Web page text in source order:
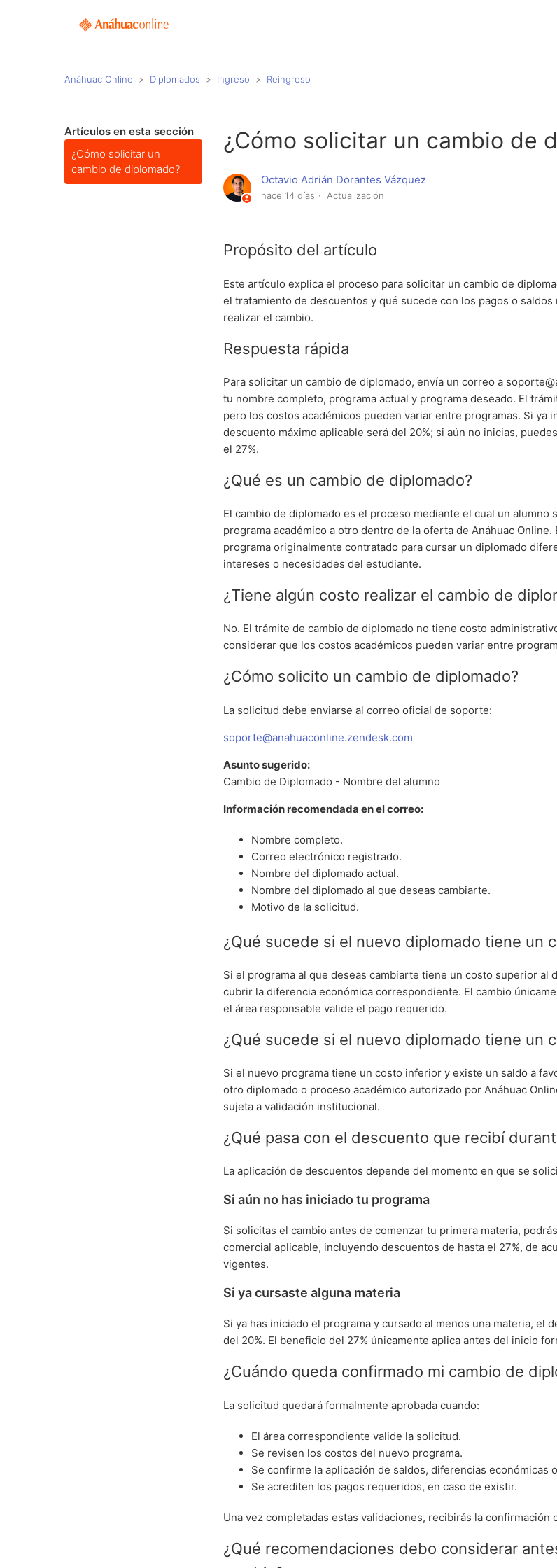
Anáhuac Online Diplomados Ingreso Reingreso
Artículos en esta sección
¿Cómo solicitar un
cambio de diplomado?
¿Cómo solicitar un cambio de
Octavio Adrián Dorantes Vázquez
hace 14 días Actualización
Propósito del artículo
Este artículo explica el proceso para solicitar un cambio de
el tratamiento de descuentos y qué sucede con los pagos o
realizar el cambio.
Respuesta rápida
Para solicitar un cambio de diplomado, envía un correo a
tu nombre completo, programa actual y programa deseado. El
pero los costos académicos pueden variar entre programas. Si ya
descuento máximo aplicable será del 20%; si aún no inicias,
el 27%.
¿Qué es un cambio de diplomado?
El cambio de diplomado es el proceso mediante el cual un alumno
programa académico a otro dentro de la oferta de Anáhuac
programa originalmente contratado para cursar un diplomado
intereses o necesidades del estudiante.
¿Tiene algún costo realizar el cambio de
No. El trámite de cambio de diplomado no tiene costo
considerar que los costos académicos pueden variar entre
¿Cómo solicito un cambio de diplomado?
La solicitud debe enviarse al correo oficial de soporte:
soporte@anahuaconline.zendesk.com
Asunto sugerido:
Cambio de Diplomado - Nombre del alumno
Información recomendada en el correo:
Nombre completo.
Correo electrónico registrado.
Nombre del diplomado actual.
Nombre del diplomado al que deseas cambiarte.
Motivo de la solicitud.
¿Qué sucede si el nuevo diplomado tiene un
Si el programa al que deseas cambiarte tiene un costo superior al
cubrir la diferencia económica correspondiente. El cambio
el área responsable valide el pago requerido.
¿Qué sucede si el nuevo diplomado tiene un
Si el nuevo programa tiene un costo inferior y existe un saldo a
otro diplomado o proceso académico autorizado por Anáhuac
sujeta a validación institucional.
¿Qué pasa con el descuento que recibí
La aplicación de descuentos depende del momento en que se
Si aún no has iniciado tu programa
Si solicitas el cambio antes de comenzar tu primera materia,
comercial aplicable, incluyendo descuentos de hasta el 27%, de
vigentes.
Si ya cursaste alguna materia
Si ya has iniciado el programa y cursado al menos una materia, el
del 20%. El beneficio del 27% únicamente aplica antes del inicio
¿Cuándo queda confirmado mi cambio de
La solicitud quedará formalmente aprobada cuando:
El área correspondiente valide la solicitud.
Se revisen los costos del nuevo programa.
Se confirme la aplicación de saldos, diferencias económicas
Se acrediten los pagos requeridos, en caso de existir.
Una vez completadas estas validaciones, recibirás la confirmación
¿Qué recomendaciones debo considerar